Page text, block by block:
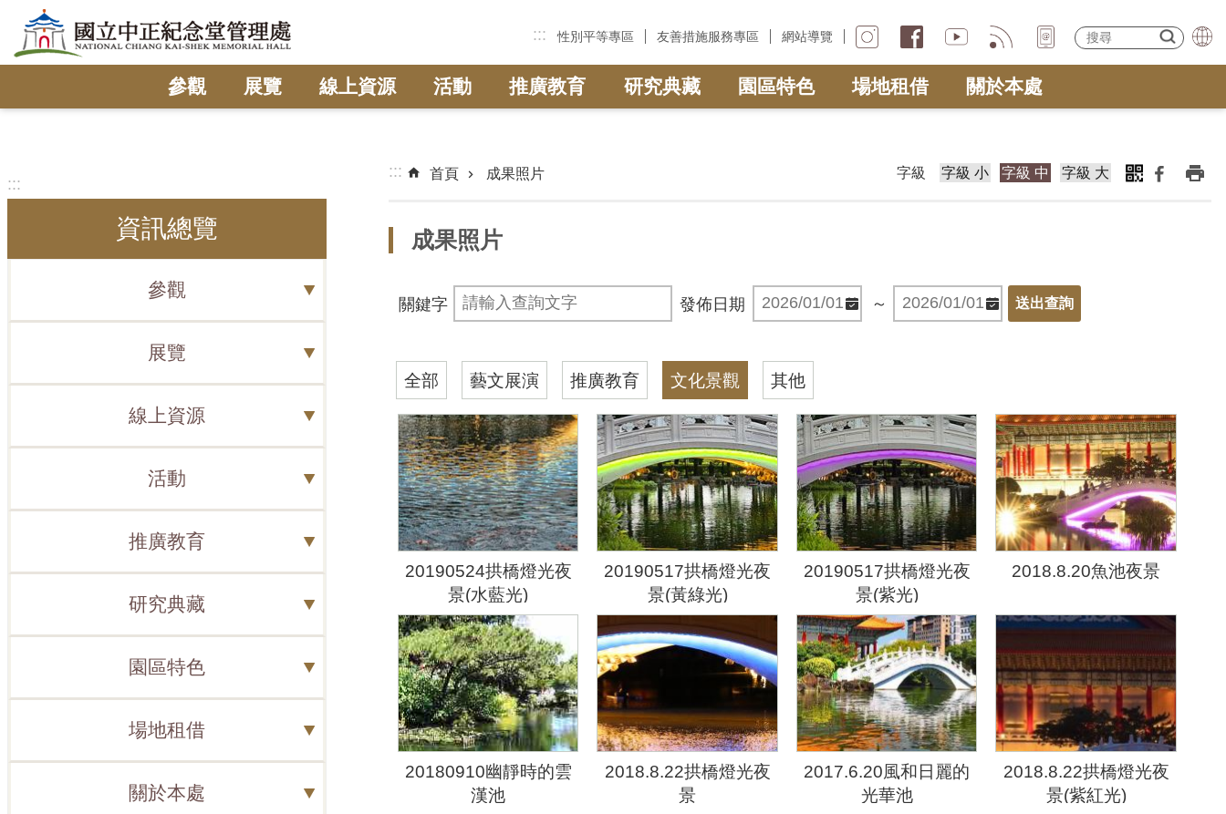
跳到主要內容區塊
::: 性別平等專區 友善措施服務專區 網站導覽
參觀 展覽 線上資源 活動 推廣教育 研究典藏 園區特色 場地租借 關於本處
:::
資訊總覽
參觀
展覽
線上資源
活動
推廣教育
研究典藏
園區特色
場地租借
關於本處
::: 首頁 成果照片 字級 字級 小 字級 中 字級 大
成果照片
關鍵字 發佈日期 ～
全部 藝文展演 推廣教育 文化景觀 其他
20190524拱橋燈光夜
景(水藍光)
20190517拱橋燈光夜
景(黃綠光)
20190517拱橋燈光夜
景(紫光)
2018.8.20魚池夜景
20180910幽靜時的雲
漢池
2018.8.22拱橋燈光夜
景
2017.6.20風和日麗的
光華池
2018.8.22拱橋燈光夜
景(紫紅光)